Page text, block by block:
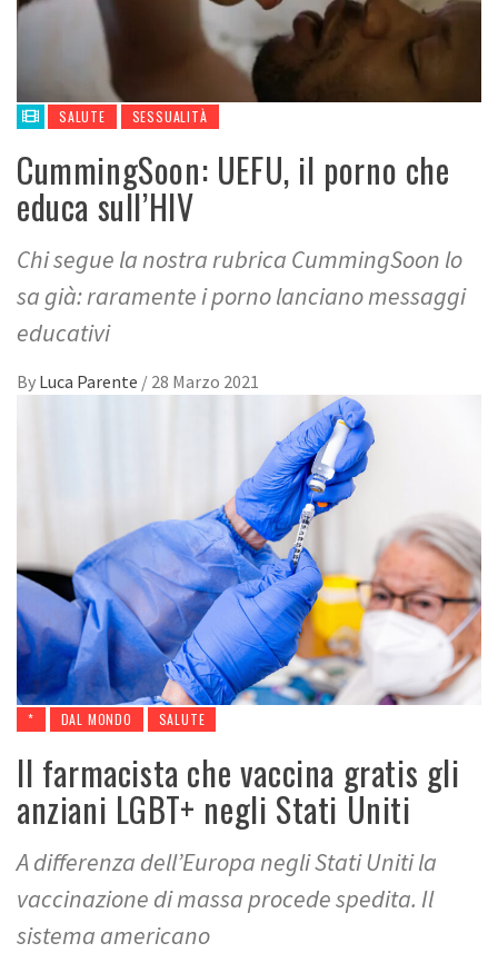
SALUTE SESSUALITÀ
CummingSoon: UEFU, il porno che
educa sull’HIV
Chi segue la nostra rubrica CummingSoon lo
sa già: raramente i porno lanciano messaggi
educativi
By Luca Parente / 28 Marzo 2021
* DAL MONDO SALUTE
Il farmacista che vaccina gratis gli
anziani LGBT+ negli Stati Uniti
A differenza dell’Europa negli Stati Uniti la
vaccinazione di massa procede spedita. Il
sistema americano